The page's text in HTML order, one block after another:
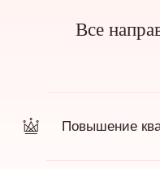
Все
Повышение